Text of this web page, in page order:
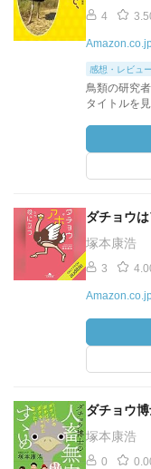
4
感想・レビュー
鳥類の研究
タイトルを
ダチョウ
塚本康浩
3
ダチョウ
塚本康浩
0